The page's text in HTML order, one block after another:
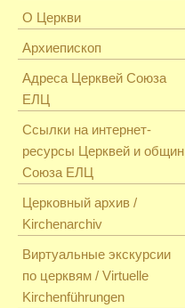
О Церкви
Архиепископ
Адреса Церквей Союза
ЕЛЦ
Ссылки на интернет-
ресурсы Церквей и общин
Союза ЕЛЦ
Церковный архив /
Kirchenarchiv
Виртуальные экскурсии
по церквям / Virtuelle
Kirchenführungen